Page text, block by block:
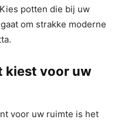
potten die bij uw
om strakke moderne
kiest voor uw
voor uw ruimte is het